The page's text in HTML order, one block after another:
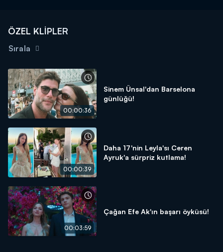
ÖZEL KLİPLER
Sırala
00:00:36
Sinem Ünsal'dan Barselona
günlüğü!
00:00:39
Daha 17'nin Leyla'sı Ceren
Ayruk'a sürpriz kutlama!
00:03:59
Çağan Efe Ak'ın başarı öyküsü!